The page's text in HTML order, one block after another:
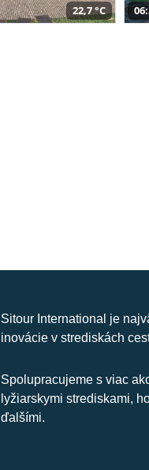
22,7 °C
Sitour International je
inovácie v strediskách
Spolupracujeme s viac
lyžiarskymi strediskami,
ďalšími.